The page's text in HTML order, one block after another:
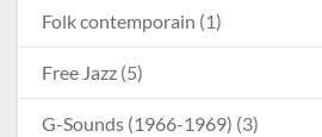
Folk contemporain (1)
Free Jazz (5)
G-Sounds (1966-1969) (3)